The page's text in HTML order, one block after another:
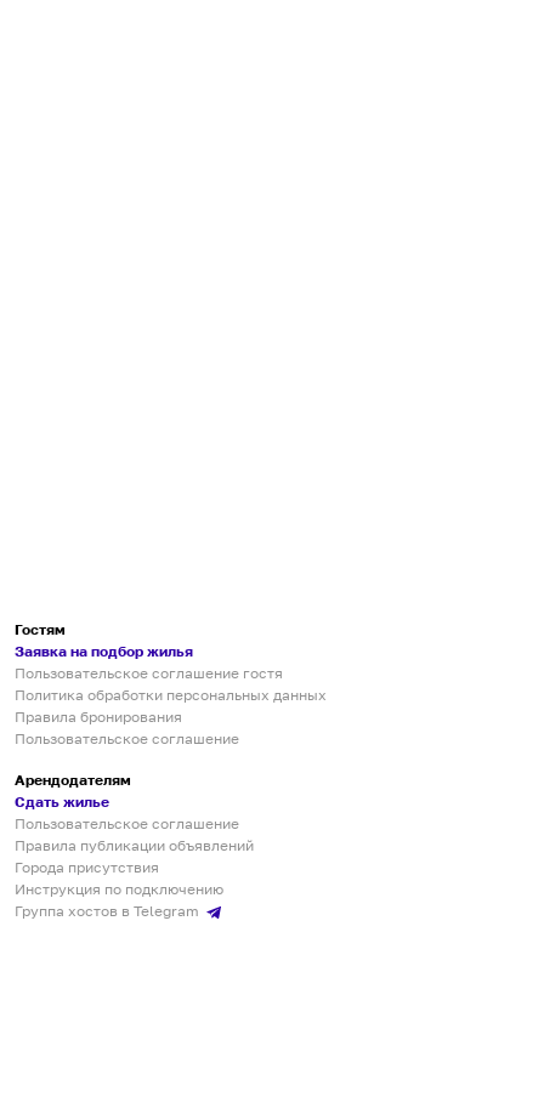
Гостям
Заявка на подбор жилья
Пользовательское соглашение гостя
Политика обработки персональных данных
Правила бронирования
Пользовательское соглашение
Арендодателям
Сдать жилье
Пользовательское соглашение
Правила публикации объявлений
Города присутствия
Инструкция по подключению
Группа хостов в Telegram